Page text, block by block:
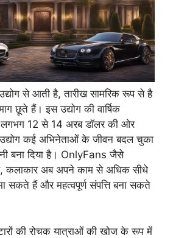
से आती है, तारीख सामरिक रूप से है
छूते हैं। इस उद्योग की वार्षिक
लगभग 12 से 14 अरब डॉलर की ओर
कई अभिनेताओं के जीवन बदल चुका
बना दिया है। OnlyFans जैसे
कलाकार अब अपने काम से अधिक सीधे
सकते हैं और महत्वपूर्ण संपत्ति बना सकते
की रोचक यात्राओं की खोज के रूप में